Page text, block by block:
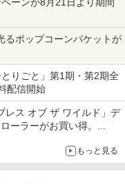
登場！
るポップコーンバケットが
りごと」第1期・第2期全
配信開始
レス オブ ザ ワイルド」デ
ーラーがお買い得。
もっと見る